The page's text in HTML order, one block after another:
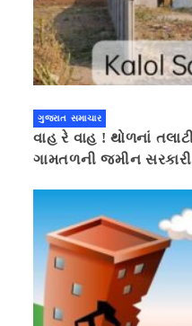
ગુજરાત સમાચાર
વાહ રે વાહ ! થોળનાં
ગામતળની જમીન